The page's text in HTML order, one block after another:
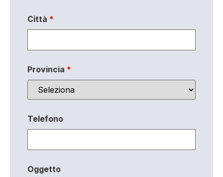
Città *
Provincia *
Telefono
Oggetto